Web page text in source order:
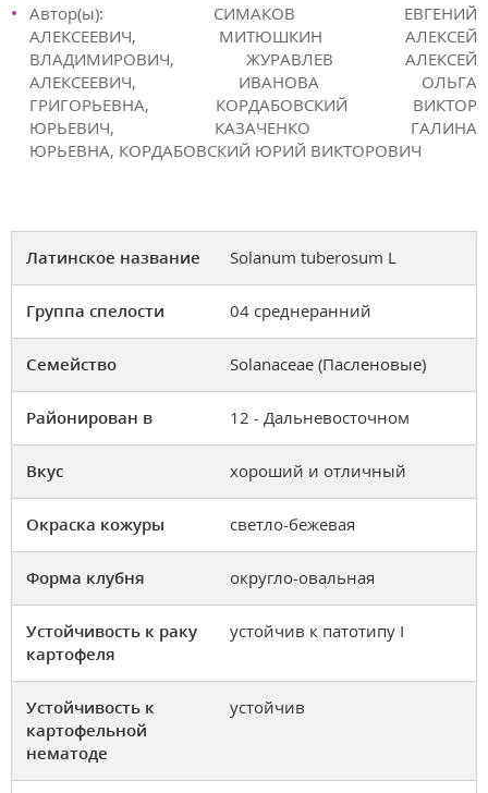
Автор(ы): СИМАКОВ ЕВГЕНИЙ
АЛЕКСЕЕВИЧ, МИТЮШКИН АЛЕКСЕЙ
ВЛАДИМИРОВИЧ, ЖУРАВЛЕВ АЛЕКСЕЙ
АЛЕКСЕЕВИЧ, ИВАНОВА ОЛЬГА
ГРИГОРЬЕВНА, КОРДАБОВСКИЙ ВИКТОР
ЮРЬЕВИЧ, КАЗАЧЕНКО ГАЛИНА
ЮРЬЕВНА, КОРДАБОВСКИЙ ЮРИЙ ВИКТОРОВИЧ
Латинское название Solanum tuberosum L
Группа спелости 04 среднеранний
Семейство Solanaceae (Пасленовые)
Районирован в 12 - Дальневосточном
Вкус хороший и отличный
Окраска кожуры светло-бежевая
Форма клубня округло-овальная
Устойчивость к раку
картофеля
устойчив к патотипу I
Устойчивость к
картофельной
нематоде
устойчив